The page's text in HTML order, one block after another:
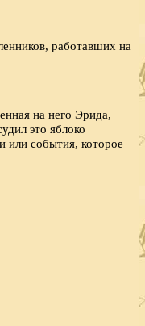
работавших на
на него Эрида,
это яблоко
или события, которое